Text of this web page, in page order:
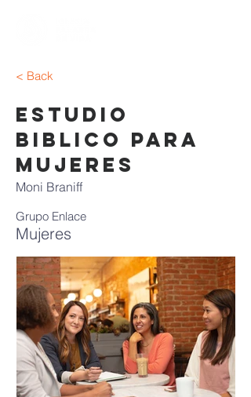
< Back
Estudio
Biblico Para
Mujeres
Moni Braniff
Grupo Enlace
Mujeres